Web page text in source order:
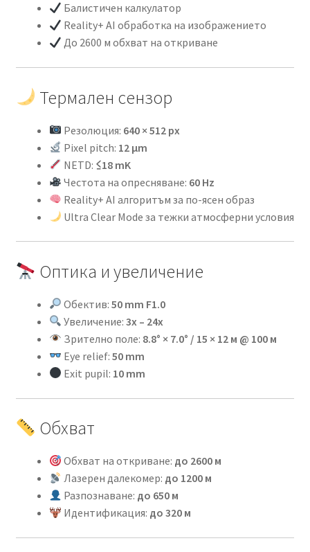
Балистичен калкулатор
Reality+ AI обработка на изображението
До 2600 м обхват на откриване
Термален сензор
Резолюция: 640 × 512 px
Pixel pitch: 12 μm
NETD: ≤18 mK
Честота на опресняване: 60 Hz
Reality+ AI алгоритъм за по-ясен образ
Ultra Clear Mode за тежки атмосферни условия
Оптика и увеличение
Обектив: 50 mm F1.0
Увеличение: 3x – 24x
Зрително поле: 8.8° × 7.0° / 15 × 12 м @ 100 м
Eye relief: 50 mm
Exit pupil: 10 mm
Обхват
Обхват на откриване: до 2600 м
Лазерен далекомер: до 1200 м
Разпознаване: до 650 м
Идентификация: до 320 м